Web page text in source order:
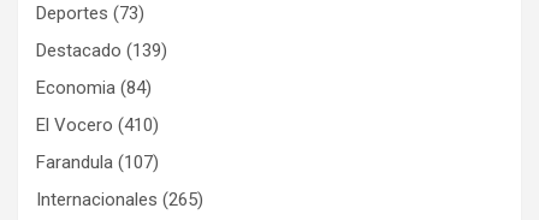
Deportes (73)
Destacado (139)
Economia (84)
El Vocero (410)
Farandula (107)
Internacionales (265)